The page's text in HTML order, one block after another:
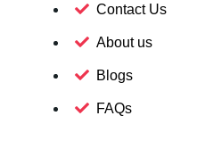
Contact Us
About us
Blogs
FAQs